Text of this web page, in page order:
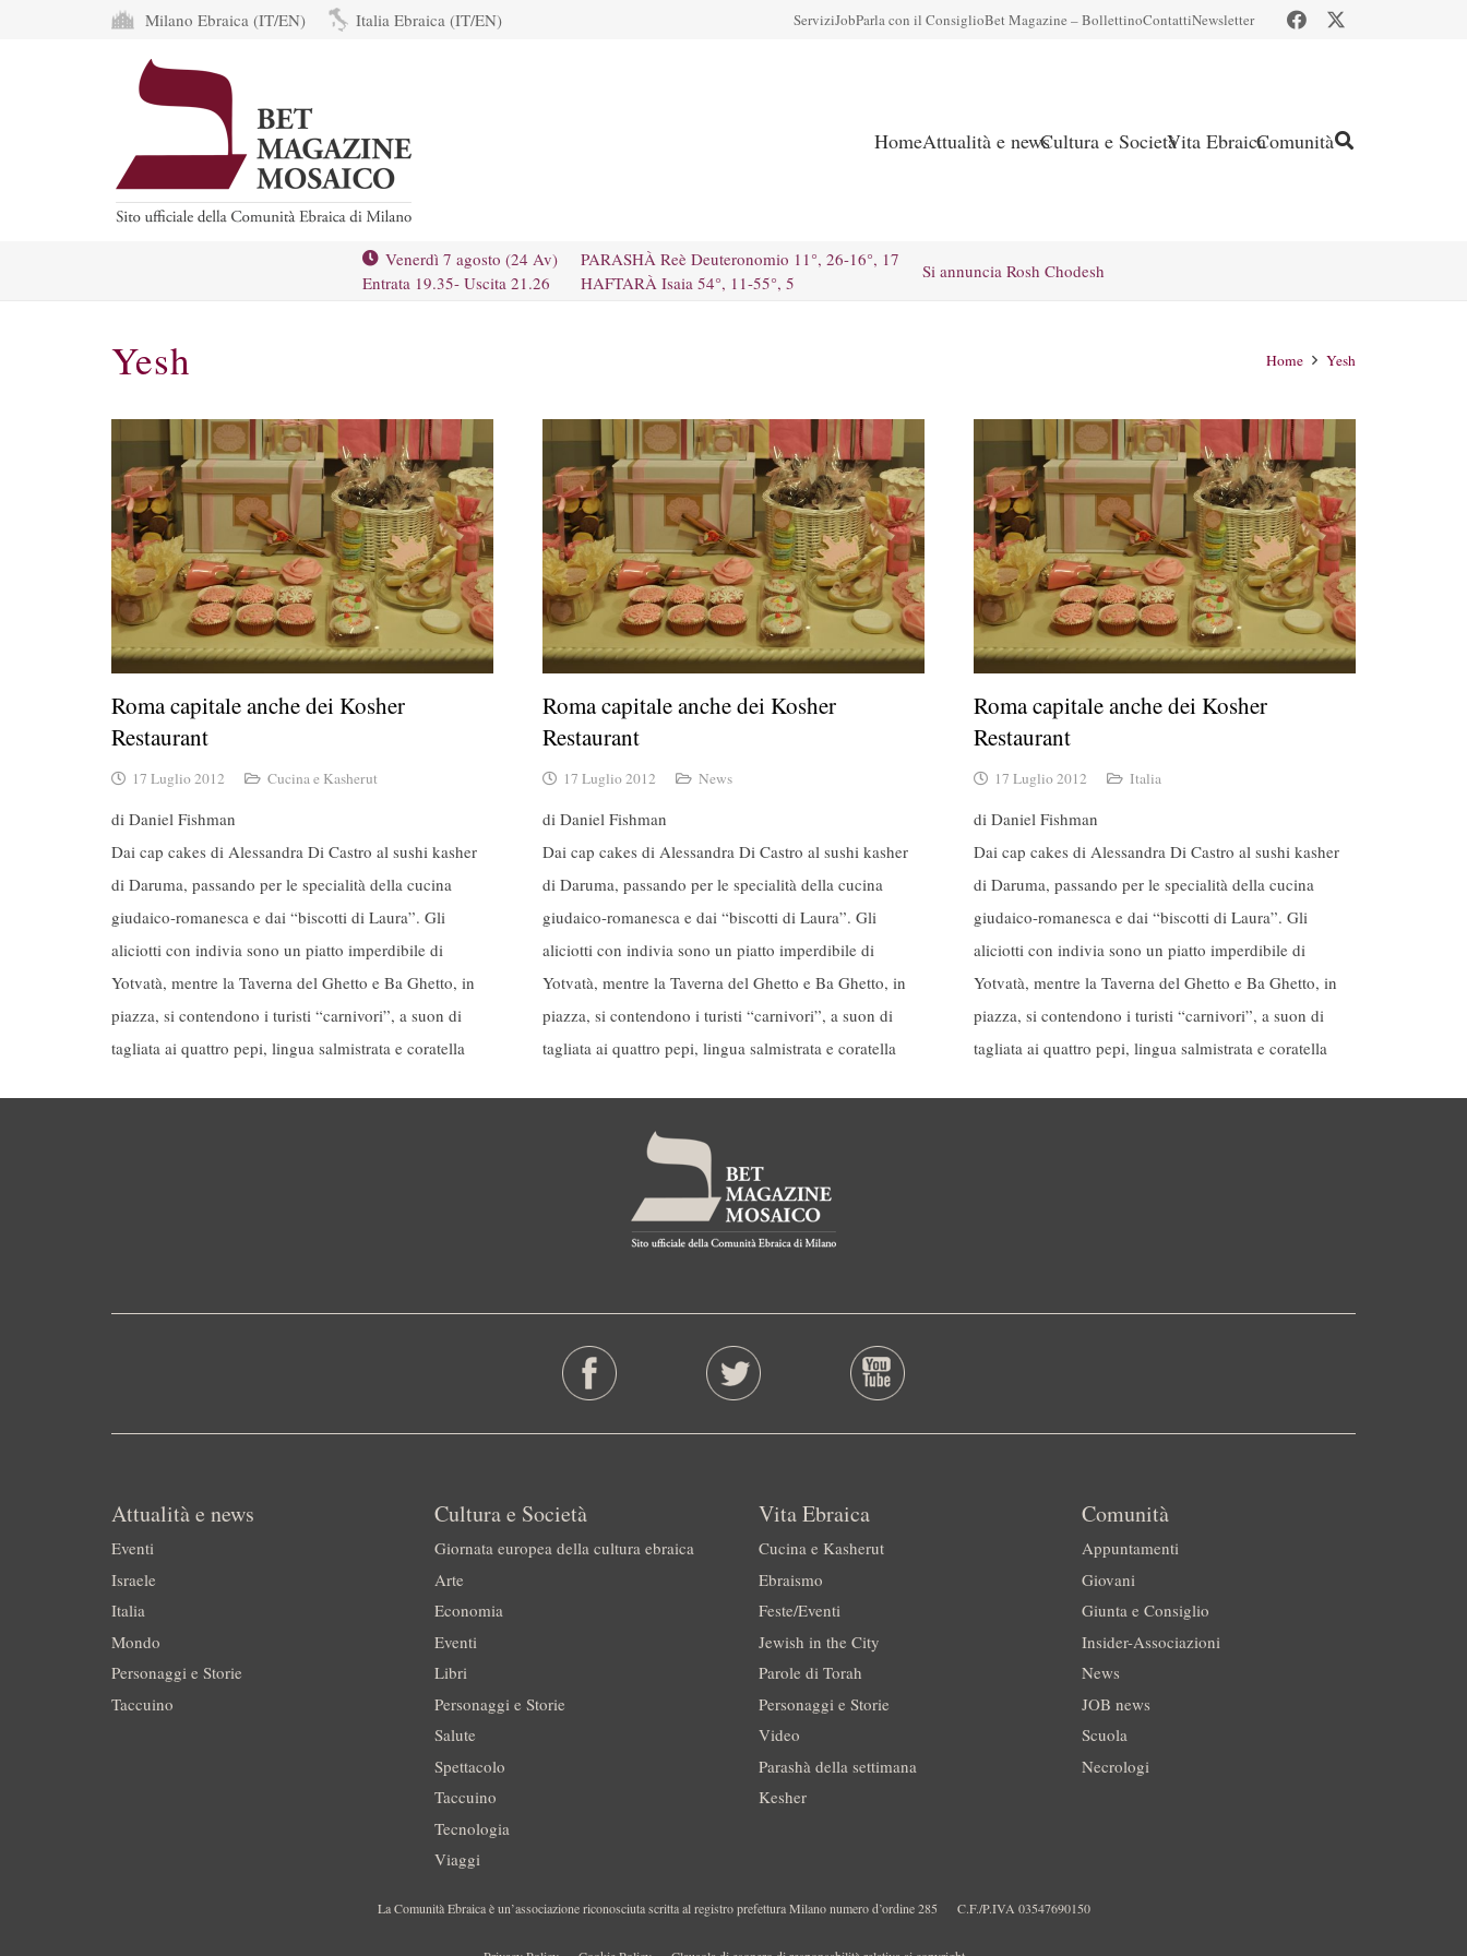
Milano Ebraica (IT/EN) Italia Ebraica (IT/EN) ServiziJobParla con il ConsiglioBet Magazine – BollettinoContattiNewsletter
HomeAttualità e newsCultura e SocietàVita EbraicaComunità
Venerdì 7 agosto (24 Av)
Entrata 19.35- Uscita 21.26
PARASHÀ Reè Deuteronomio 11°, 26-16°, 17
HAFTARÀ Isaia 54°, 11-55°, 5
Si annuncia Rosh Chodesh
Yesh Home Yesh
Roma capitale anche dei Kosher
Restaurant
17 Luglio 2012 Cucina e Kasherut
di Daniel Fishman
Dai cap cakes di Alessandra Di Castro al sushi kasher
di Daruma, passando per le specialità della cucina
giudaico-romanesca e dai “biscotti di Laura”. Gli
aliciotti con indivia sono un piatto imperdibile di
Yotvatà, mentre la Taverna del Ghetto e Ba Ghetto, in
piazza, si contendono i turisti “carnivori”, a suon di
tagliata ai quattro pepi, lingua salmistrata e coratella
Roma capitale anche dei Kosher
Restaurant
17 Luglio 2012 News
di Daniel Fishman
Dai cap cakes di Alessandra Di Castro al sushi kasher
di Daruma, passando per le specialità della cucina
giudaico-romanesca e dai “biscotti di Laura”. Gli
aliciotti con indivia sono un piatto imperdibile di
Yotvatà, mentre la Taverna del Ghetto e Ba Ghetto, in
piazza, si contendono i turisti “carnivori”, a suon di
tagliata ai quattro pepi, lingua salmistrata e coratella
Roma capitale anche dei Kosher
Restaurant
17 Luglio 2012 Italia
di Daniel Fishman
Dai cap cakes di Alessandra Di Castro al sushi kasher
di Daruma, passando per le specialità della cucina
giudaico-romanesca e dai “biscotti di Laura”. Gli
aliciotti con indivia sono un piatto imperdibile di
Yotvatà, mentre la Taverna del Ghetto e Ba Ghetto, in
piazza, si contendono i turisti “carnivori”, a suon di
tagliata ai quattro pepi, lingua salmistrata e coratella
Attualità e news
Eventi
Israele
Italia
Mondo
Personaggi e Storie
Taccuino
Cultura e Società
Giornata europea della cultura ebraica
Arte
Economia
Eventi
Libri
Personaggi e Storie
Salute
Spettacolo
Taccuino
Tecnologia
Viaggi
Vita Ebraica
Cucina e Kasherut
Ebraismo
Feste/Eventi
Jewish in the City
Parole di Torah
Personaggi e Storie
Video
Parashà della settimana
Kesher
Comunità
Appuntamenti
Giovani
Giunta e Consiglio
Insider-Associazioni
News
JOB news
Scuola
Necrologi
La Comunità Ebraica è un’associazione riconosciuta scritta al registro prefettura Milano numero d’ordine 285 C.F./P.IVA 03547690150